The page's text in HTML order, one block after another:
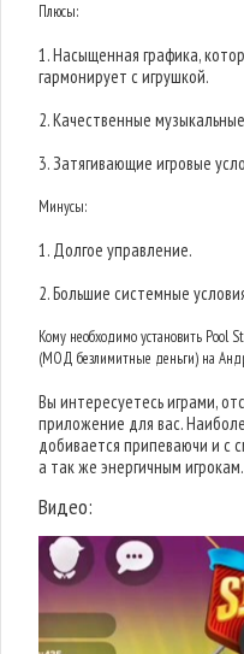
Плюсы:
1. Насыщенная графика,
гармонирует с игрушкой.
2. Качественные
3. Затягивающие игровые
Минусы:
1. Долгое управление.
2. Большие системные
Кому необходимо установить Pool
(МОД безлимитные деньги) на
Вы интересуетесь играми,
приложение для вас.
добивается припеваючи и с
а так же энергичным игрокам.
Видео: